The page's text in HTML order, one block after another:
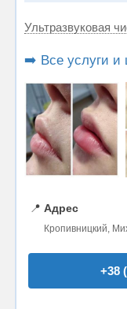
Ультразвуковая
➡️ Все услуги и
📍 Адрес
Кропивницкий,
+38